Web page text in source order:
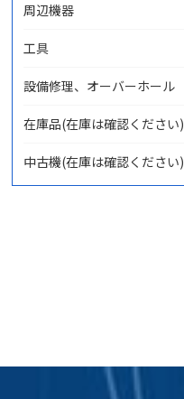
周辺機器
工具
設備修理、オーバーホール
在庫品(在庫は確認ください)
中古機(在庫は確認ください)